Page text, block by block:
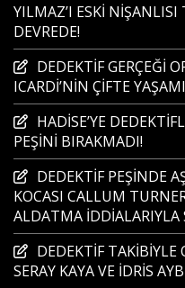
YILMAZ’I ESKİ
DEVREDE!
DEDEKTİF GERÇEĞİ
ICARDİ’NİN ÇİFTE
HADİSE’YE
PEŞİNİ BIRAKMADI!
DEDEKTİF PEŞİNDE
KOCASI CALLUM
ALDATMA İDDİALARIYLA
DEDEKTİF TAKİBİYLE
SERAY KAYA VE İDRİS